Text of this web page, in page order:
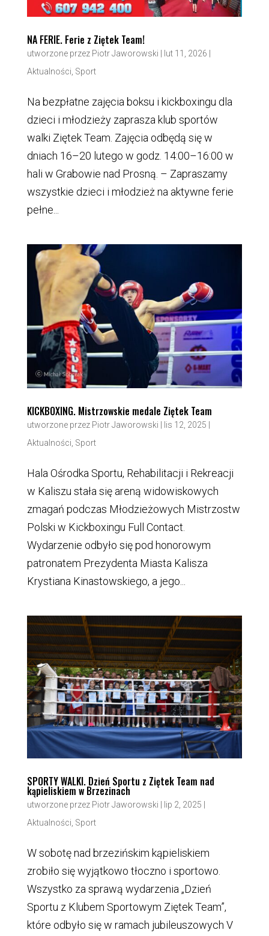
NA FERIE. Ferie z Ziętek Team!
utworzone przez Piotr Jaworowski lut 11, 2026
Aktualności Sport
Na bezpłatne zajęcia boksu i kickboxingu dla
dzieci i młodzieży zaprasza klub sportów
walki Ziętek Team. Zajęcia odbędą się w
dniach 16–20 lutego w godz. 14:00–16:00 w
hali w Grabowie nad Prosną. – Zapraszamy
wszystkie dzieci i młodzież na aktywne ferie
pełne...
KICKBOXING. Mistrzowskie medale Ziętek Team
utworzone przez Piotr Jaworowski | lis 12, 2025 |
Aktualności Sport
Hala Ośrodka Sportu, Rehabilitacji i Rekreacji
w Kaliszu stała się areną widowiskowych
zmagań podczas Młodzieżowych Mistrzostw
Polski w Kickboxingu Full Contact.
Wydarzenie odbyło się pod honorowym
patronatem Prezydenta Miasta Kalisza
Krystiana Kinastowskiego, a jego...
SPORTY WALKI. Dzień Sportu z Ziętek Team nad
kąpieliskiem w Brzezinach
utworzone przez Piotr Jaworowski lip 2, 2025
Aktualności, Sport
W sobotę nad brzezińskim kąpieliskiem
zrobiło się wyjątkowo tłoczno i sportowo.
Wszystko za sprawą wydarzenia „Dzień
Sportu z Klubem Sportowym Ziętek Team”,
które odbyło się w ramach jubileuszowych V